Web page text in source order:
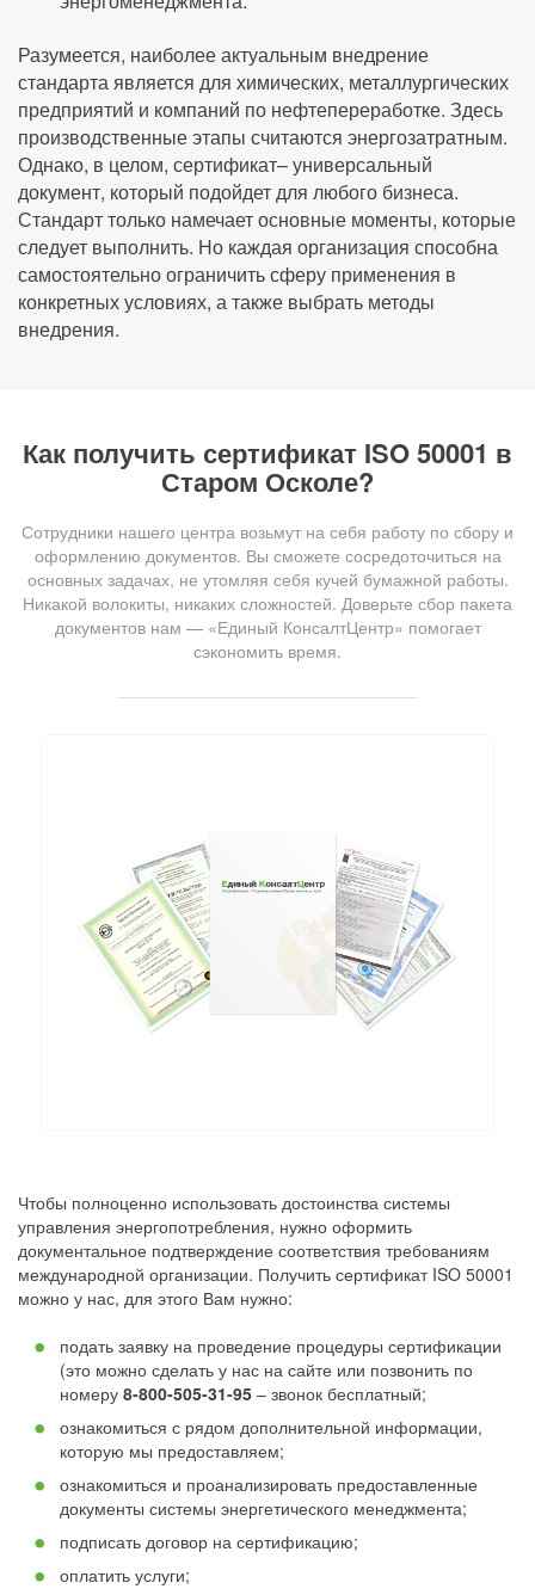
Разумеется, наиболее актуальным внедрение
стандарта является для химических, металлургических
предприятий и компаний по нефтепереработке. Здесь
производственные этапы считаются энергозатратным.
Однако, в целом, сертификат– универсальный
документ, который подойдет для любого бизнеса.
Стандарт только намечает основные моменты, которые
следует выполнить. Но каждая организация способна
самостоятельно ограничить сферу применения в
конкретных условиях, а также выбрать методы
внедрения.
Как получить сертификат ISO 50001 в
Старом Осколе?
Сотрудники нашего центра возьмут на себя работу по сбору и
оформлению документов. Вы сможете сосредоточиться на
основных задачах, не утомляя себя кучей бумажной работы.
Никакой волокиты, никаких сложностей. Доверьте сбор пакета
документов нам — «Единый КонсалтЦентр» помогает
сэкономить время.
Чтобы полноценно использовать достоинства системы
управления энергопотребления, нужно оформить
документальное подтверждение соответствия требованиям
международной организации. Получить сертификат ISO 50001
можно у нас, для этого Вам нужно:
подать заявку на проведение процедуры сертификации
(это можно сделать у нас на сайте или позвонить по
номеру 8-800-505-31-95 – звонок бесплатный;
ознакомиться с рядом дополнительной информации,
которую мы предоставляем;
ознакомиться и проанализировать предоставленные
документы системы энергетического менеджмента;
подписать договор на сертификацию;
оплатить услуги;